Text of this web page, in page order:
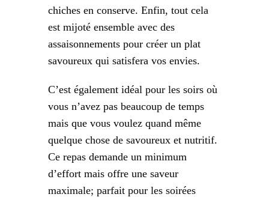
chiches en conserve. Enfin, tout cela
est mijoté ensemble avec des
assaisonnements pour créer un plat
savoureux qui satisfera vos envies.
C’est également idéal pour les soirs où
vous n’avez pas beaucoup de temps
mais que vous voulez quand même
quelque chose de savoureux et nutritif.
Ce repas demande un minimum
d’effort mais offre une saveur
maximale; parfait pour les soirées